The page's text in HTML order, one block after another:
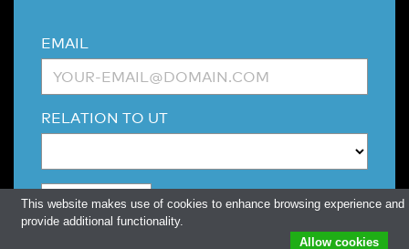
CONTACT
ARCHIVE
MORE
LINKS
DISCLAIMER / COPYRIGHT REDACTIESTATUUT(PDF)
/EDITORIAL STATUTE
EMAIL
RELATION TO UT
This website makes use of cookies to enhance browsing experience and
provide additional functionality.
Allow cookies